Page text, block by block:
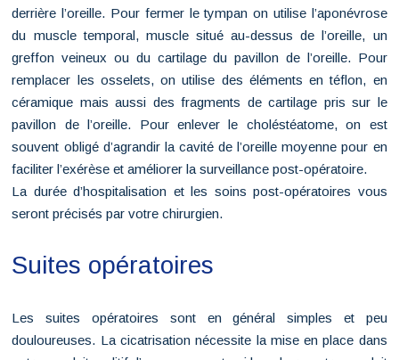
derrière l’oreille. Pour fermer le tympan on utilise l’aponévrose
du muscle temporal, muscle situé au-dessus de l’oreille, un
greffon veineux ou du cartilage du pavillon de l’oreille. Pour
remplacer les osselets, on utilise des éléments en téflon, en
céramique mais aussi des fragments de cartilage pris sur le
pavillon de l’oreille. Pour enlever le choléstéatome, on est
souvent obligé d’agrandir la cavité de l’oreille moyenne pour en
faciliter l’exérèse et améliorer la surveillance post-opératoire.
La durée d’hospitalisation et les soins post-opératoires vous
seront précisés par votre chirurgien.
Suites opératoires
Les suites opératoires sont en général simples et peu
douloureuses. La cicatrisation nécessite la mise en place dans